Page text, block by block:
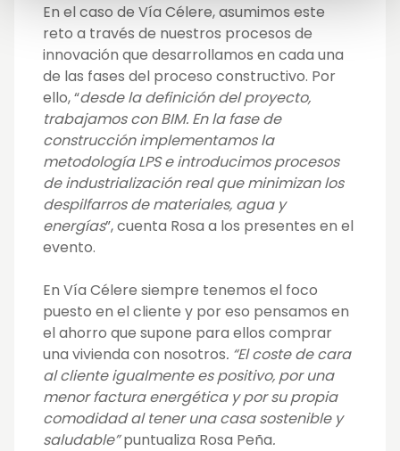
En el caso de Vía Célere, asumimos este
reto a través de nuestros procesos de
innovación que desarrollamos en cada una
de las fases del proceso constructivo. Por
ello, “desde la definición del proyecto,
trabajamos con BIM. En la fase de
construcción implementamos la
metodología LPS e introducimos procesos
de industrialización real que minimizan los
despilfarros de materiales, agua y
energías”, cuenta Rosa a los presentes en el
evento.
En Vía Célere siempre tenemos el foco
puesto en el cliente y por eso pensamos en
el ahorro que supone para ellos comprar
una vivienda con nosotros. “El coste de cara
al cliente igualmente es positivo, por una
menor factura energética y por su propia
comodidad al tener una casa sostenible y
saludable”puntualiza Rosa Peña.